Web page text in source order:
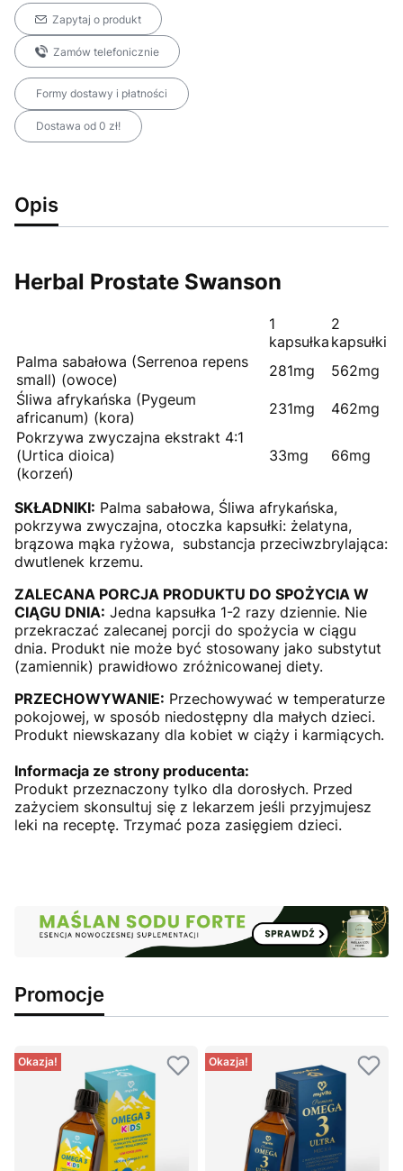
Zapytaj o produkt
Zamów telefonicznie
Formy dostawy i płatności
Dostawa od 0 zł!
Opis
Herbal Prostate Swanson
1
kapsułka
2
kapsułki
Palma sabałowa (Serrenoa repens
small) (owoce)
281mg
562mg
Śliwa afrykańska (Pygeum
africanum) (kora)
231mg
462mg
Pokrzywa zwyczajna ekstrakt 4:1
(Urtica dioica)
(korzeń)
33mg 66mg
SKŁADNIKI: Palma sabałowa, Śliwa afrykańska,
pokrzywa zwyczajna, otoczka kapsułki: żelatyna,
brązowa mąka ryżowa, substancja przeciwzbrylająca:
dwutlenek krzemu.
ZALECANA PORCJA PRODUKTU DO SPOŻYCIA W
CIĄGU DNIA: Jedna kapsułka 1-2 razy dziennie. Nie
przekraczać zalecanej porcji do spożycia w ciągu
dnia. Produkt nie może być stosowany jako substytut
(zamiennik) prawidłowo zróżnicowanej diety.
PRZECHOWYWANIE: Przechowywać w temperaturze
pokojowej, w sposób niedostępny dla małych dzieci.
Produkt niewskazany dla kobiet w ciąży i karmiących.
Informacja ze strony producenta:
Produkt przeznaczony tylko dla dorosłych. Przed
zażyciem skonsultuj się z lekarzem jeśli przyjmujesz
leki na receptę. Trzymać poza zasięgiem dzieci.
Promocje
Okazja! Okazja!